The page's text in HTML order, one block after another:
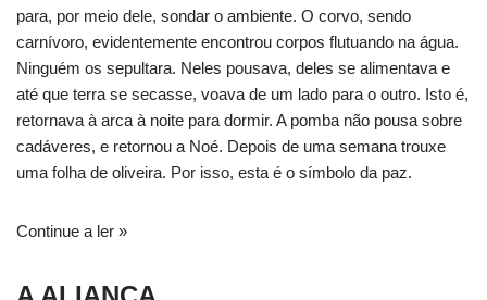
para, por meio dele, sondar o ambiente. O corvo, sendo
carnívoro, evidentemente encontrou corpos flutuando na água.
Ninguém os sepultara. Neles pousava, deles se alimentava e
até que terra se secasse, voava de um lado para o outro. Isto é,
retornava à arca à noite para dormir. A pomba não pousa sobre
cadáveres, e retornou a Noé. Depois de uma semana trouxe
uma folha de oliveira. Por isso, esta é o símbolo da paz.
Continue a ler »